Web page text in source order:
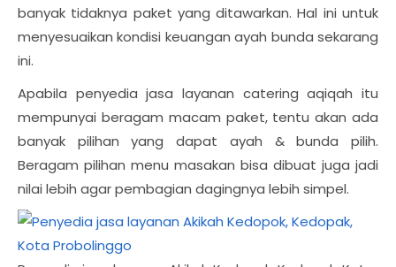
banyak tidaknya paket yang ditawarkan. Hal ini untuk
menyesuaikan kondisi keuangan ayah bunda sekarang
ini.
Apabila penyedia jasa layanan catering aqiqah itu
mempunyai beragam macam paket, tentu akan ada
banyak pilihan yang dapat ayah & bunda pilih.
Beragam pilihan menu masakan bisa dibuat juga jadi
nilai lebih agar pembagian dagingnya lebih simpel.